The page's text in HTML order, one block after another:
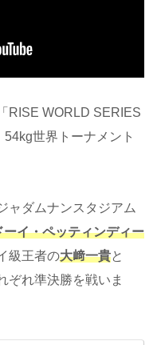
RISE WORLD SERIES
世界トーナメント
ャダムナンスタジアム
ーイ・ペッティンディー
級王者の大﨑一貴と
ぞれ準決勝を戦いま